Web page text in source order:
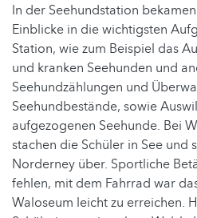
In der Seehundstation
Einblicke in die wichtigsten
Station, wie zum Beispiel das
und kranken Seehunden und
Seehundzählungen und
Seehundbestände, sowie
aufgezogenen Seehunde. Bei
stachen die Schüler in See und
Norderney über. Sportliche
fehlen, mit dem Fahrrad war
Waloseum leicht zu erreichen.